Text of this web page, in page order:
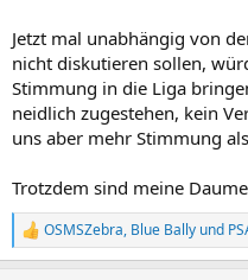
Jetzt mal unabhängig von
nicht diskutieren sollen,
Stimmung in die Liga
neidlich zugestehen, kein
uns aber mehr Stimmung
Trotzdem sind meine
R
e
OSMSZebra, Blue Bally und